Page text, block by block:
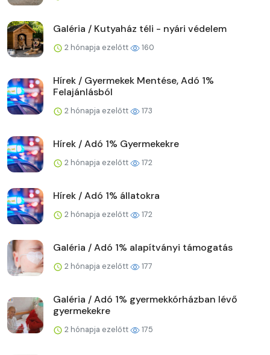
Galéria / Kutyaház téli - nyári védelem
2 hónapja ezelőtt 160
Hírek / Gyermekek Mentése, Adó 1%
Felajánlásból
2 hónapja ezelőtt 173
Hírek / Adó 1% Gyermekekre
2 hónapja ezelőtt 172
Hírek / Adó 1% állatokra
2 hónapja ezelőtt 172
Galéria / Adó 1% alapítványi támogatás
2 hónapja ezelőtt 177
Galéria / Adó 1% gyermekkórházban lévő
gyermekekre
2 hónapja ezelőtt 175